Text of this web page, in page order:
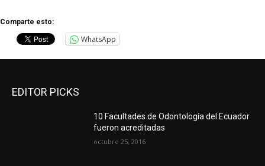
Comparte esto:
WhatsApp
EDITOR PICKS
10 Facultades de Odontología del Ecuador
fueron acreditadas
octubre 25, 2016